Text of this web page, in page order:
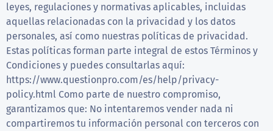
leyes, regulaciones y normativas aplicables, incluidas
aquellas relacionadas con la privacidad y los datos
personales, así como nuestras políticas de privacidad.
Estas políticas forman parte integral de estos Términos y
Condiciones y puedes consultarlas aquí:
https://www.questionpro.com/es/help/privacy-
policy.html Como parte de nuestro compromiso,
garantizamos que: No intentaremos vender nada ni
compartiremos tu información personal con terceros con